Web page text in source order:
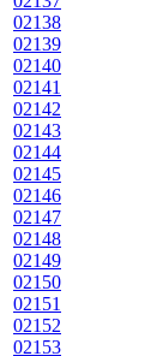
02138
02139
02140
02141
02142
02143
02144
02145
02146
02147
02148
02149
02150
02151
02152
02153